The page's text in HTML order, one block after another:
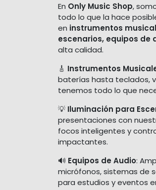
En Only Music Shop,
todo lo que la hace
en instrumentos
escenarios, equipos de
alta calidad.
🎸 Instrumentos
baterías hasta teclados,
tenemos todo lo que
💡 Iluminación para
presentaciones con
focos inteligentes y
impactantes.
🔊 Equipos de Audio:
micrófonos, sistemas de
para estudios y eventos